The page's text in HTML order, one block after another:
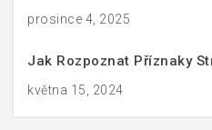
prosince 4, 2025
Jak Rozpoznat Příznaky
května 15, 2024